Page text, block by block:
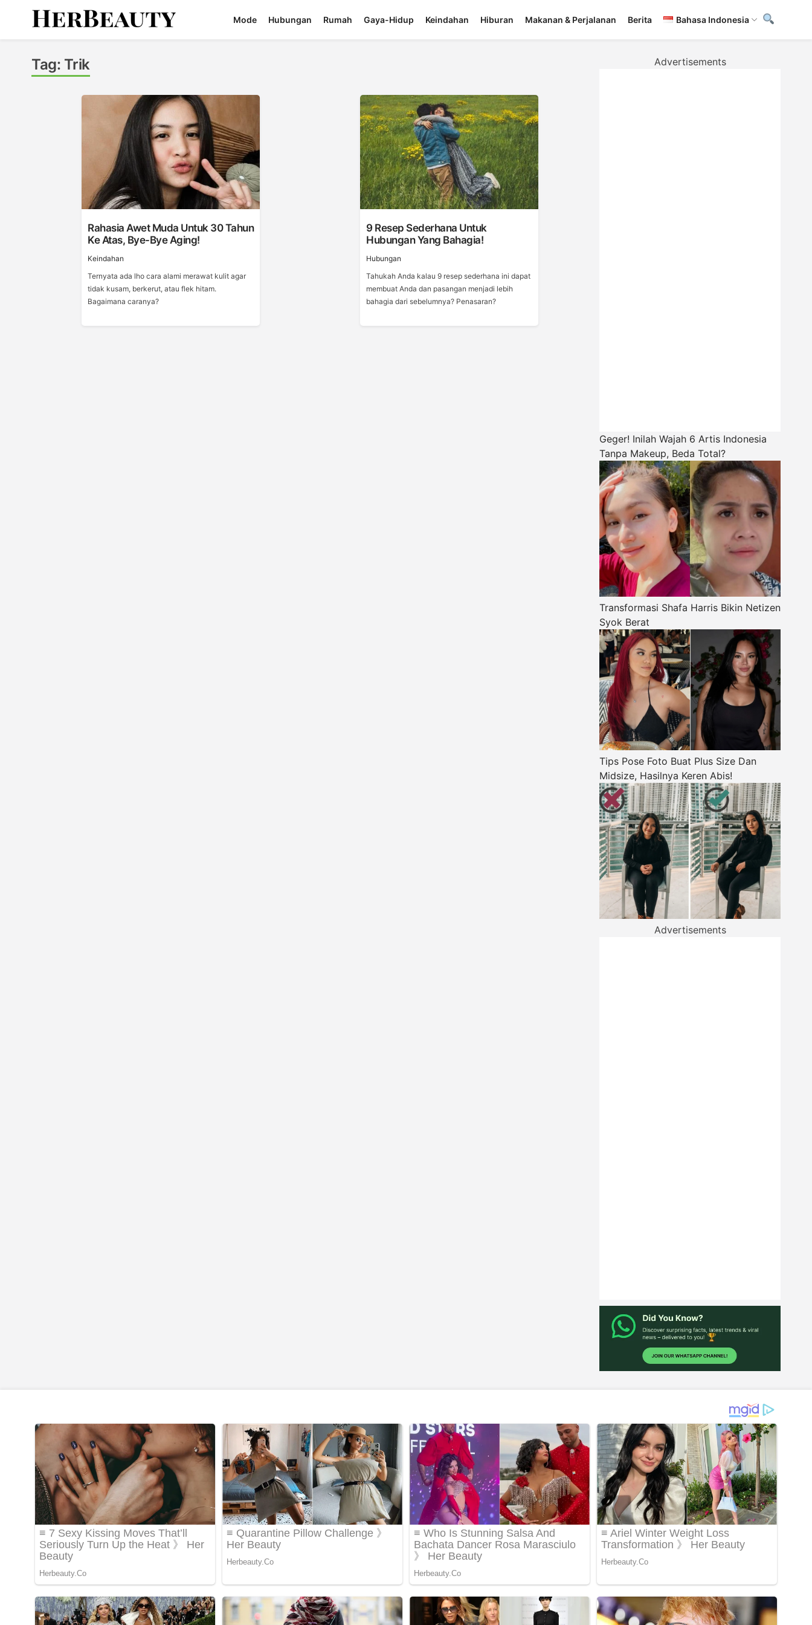
Mode Hubungan Rumah Gaya-Hidup Keindahan Hiburan Makanan & Perjalanan Berita Bahasa Indonesia
Tag: Trik
Rahasia Awet Muda Untuk 30 Tahun
Ke Atas, Bye-Bye Aging!
Keindahan
Ternyata ada lho cara alami merawat kulit agar
tidak kusam, berkerut, atau flek hitam.
Bagaimana caranya?
9 Resep Sederhana Untuk
Hubungan Yang Bahagia!
Hubungan
Tahukah Anda kalau 9 resep sederhana ini dapat
membuat Anda dan pasangan menjadi lebih
bahagia dari sebelumnya? Penasaran?
Advertisements
Geger! Inilah Wajah 6 Artis Indonesia
Tanpa Makeup, Beda Total?
Transformasi Shafa Harris Bikin Netizen
Syok Berat
Tips Pose Foto Buat Plus Size Dan
Midsize, Hasilnya Keren Abis!
Advertisements